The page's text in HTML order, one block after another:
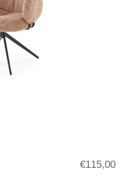
€115,00